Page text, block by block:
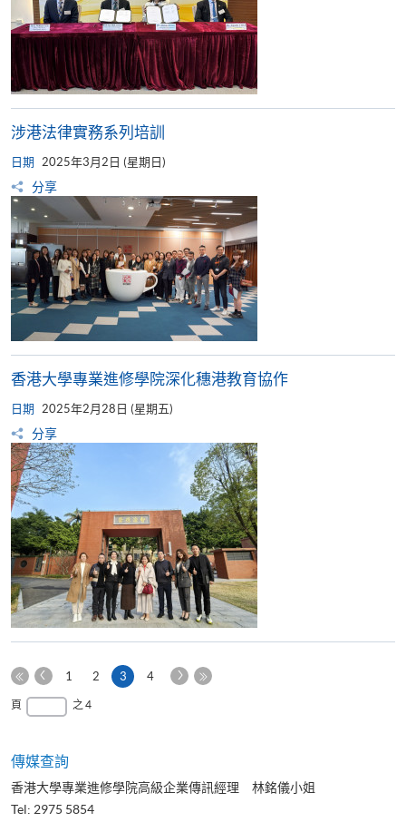
涉港法律實務系列培訓
日期 2025年3月2日 (星期日)
分享
香港大學專業進修學院深化穗港教育協作
日期 2025年2月28日 (星期五)
分享
第
一
上
1 2 3本
4
下
頁 之 4
傳媒查詢
香港大學專業進修學院高級企業傳訊經理 林銘儀小姐
Tel: 2975 5854